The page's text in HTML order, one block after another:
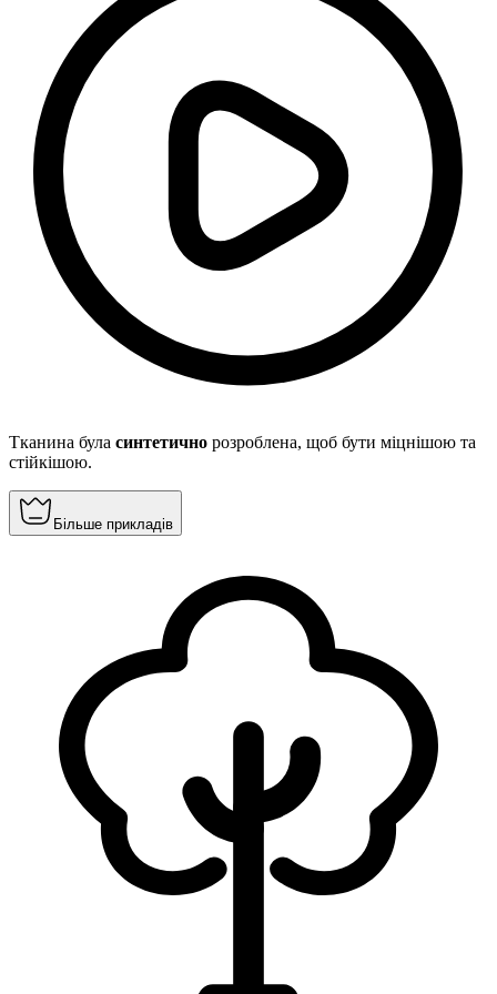
Тканина була синтетично розроблена, щоб бути міцнішою та
стійкішою.
Більше прикладів